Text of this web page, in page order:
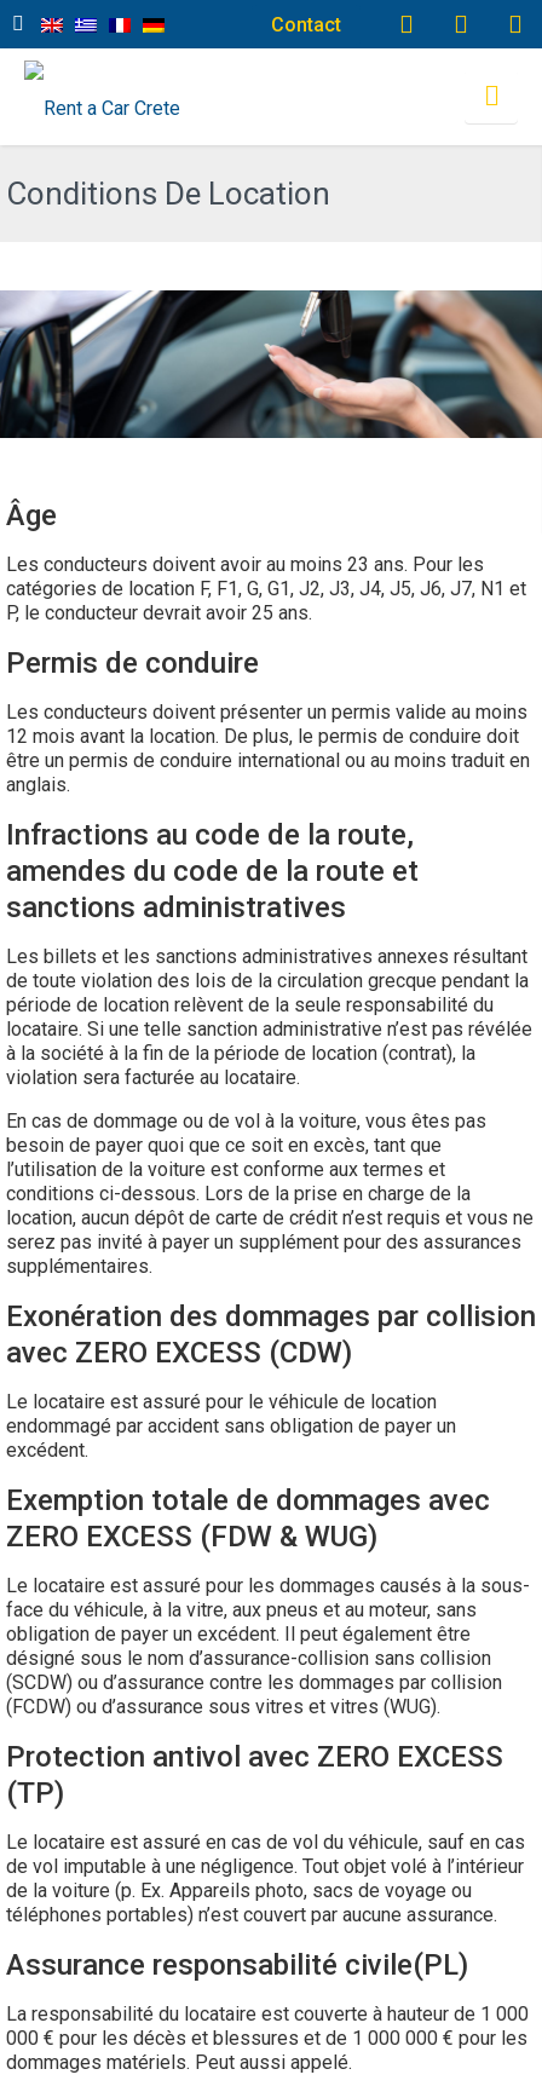
Contact
Conditions De Location
Âge
Les conducteurs doivent avoir au moins 23 ans. Pour les
catégories de location F, F1, G, G1, J2, J3, J4, J5, J6, J7, N1 et
P, le conducteur devrait avoir 25 ans.
Permis de conduire
Les conducteurs doivent présenter un permis valide au moins
12 mois avant la location. De plus, le permis de conduire doit
être un permis de conduire international ou au moins traduit en
anglais.
Infractions au code de la route,
amendes du code de la route et
sanctions administratives
Les billets et les sanctions administratives annexes résultant
de toute violation des lois de la circulation grecque pendant la
période de location relèvent de la seule responsabilité du
locataire. Si une telle sanction administrative n’est pas révélée
à la société à la fin de la période de location (contrat), la
violation sera facturée au locataire.
En cas de dommage ou de vol à la voiture, vous êtes pas
besoin de payer quoi que ce soit en excès, tant que
l’utilisation de la voiture est conforme aux termes et
conditions ci-dessous. Lors de la prise en charge de la
location, aucun dépôt de carte de crédit n’est requis et vous ne
serez pas invité à payer un supplément pour des assurances
supplémentaires.
Exonération des dommages par collision
avec ZERO EXCESS (CDW)
Le locataire est assuré pour le véhicule de location
endommagé par accident sans obligation de payer un
excédent.
Exemption totale de dommages avec
ZERO EXCESS (FDW & WUG)
Le locataire est assuré pour les dommages causés à la sous-
face du véhicule, à la vitre, aux pneus et au moteur, sans
obligation de payer un excédent. Il peut également être
désigné sous le nom d’assurance-collision sans collision
(SCDW) ou d’assurance contre les dommages par collision
(FCDW) ou d’assurance sous vitres et vitres (WUG).
Protection antivol avec ZERO EXCESS
(TP)
Le locataire est assuré en cas de vol du véhicule, sauf en cas
de vol imputable à une négligence. Tout objet volé à l’intérieur
de la voiture (p. Ex. Appareils photo, sacs de voyage ou
téléphones portables) n’est couvert par aucune assurance.
Assurance responsabilité civile(PL)
La responsabilité du locataire est couverte à hauteur de 1 000
000 € pour les décès et blessures et de 1 000 000 € pour les
dommages matériels. Peut aussi appelé.